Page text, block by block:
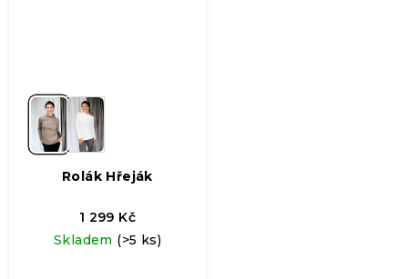
Rolák Hřeják
1 299 Kč
Skladem (>5 ks)